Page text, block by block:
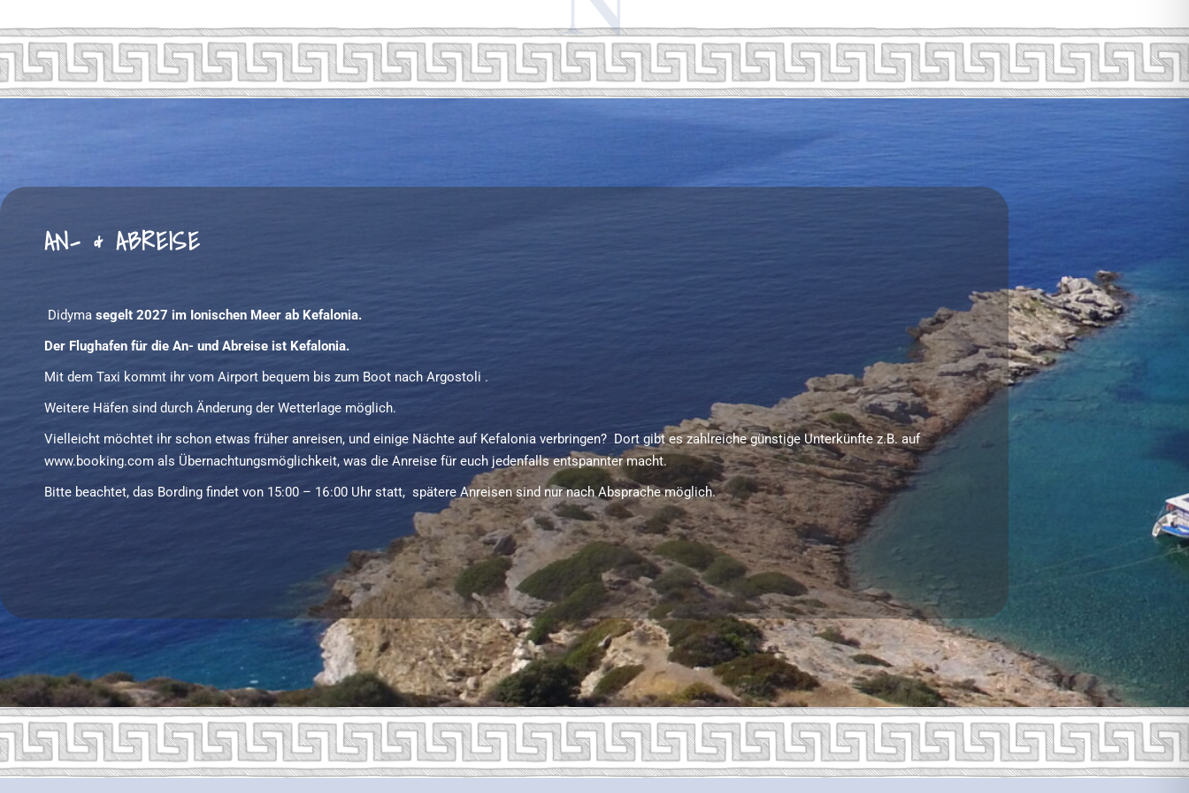
AN- & ABREISE
Didyma segelt 2027 im Ionischen Meer ab Kefalonia.
Der Flughafen für die An- und Abreise ist Kefalonia.
Mit dem Taxi kommt ihr vom Airport bequem bis zum Boot nach Argostoli .
Weitere Häfen sind durch Änderung der Wetterlage möglich.
Vielleicht möchtet ihr schon etwas früher anreisen, und einige Nächte auf Kefalonia verbringen? Dort gibt es zahlreiche günstige Unterkünfte z.B. auf
www.booking.com als Übernachtungsmöglichkeit, was die Anreise für euch jedenfalls entspannter macht.
Bitte beachtet, das Bording findet von 15:00 – 16:00 Uhr statt, spätere Anreisen sind nur nach Absprache möglich.